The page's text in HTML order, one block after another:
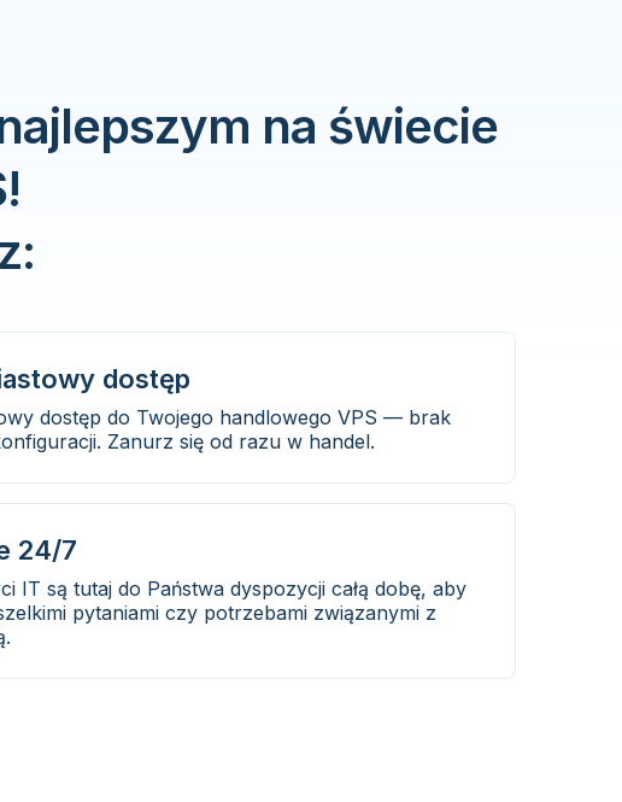
na świecie
dostęp
dostęp do Twojego handlowego VPS — brak
Zanurz się od razu w handel.
24/7
IT są tutaj do Państwa dyspozycji całą dobę, aby
pytaniami czy potrzebami związanymi z